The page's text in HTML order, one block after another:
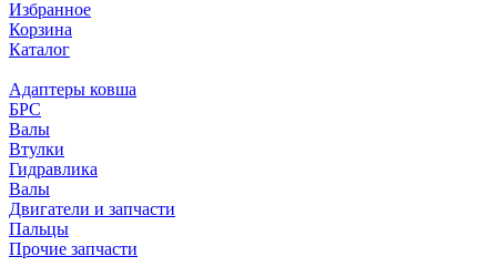
Избранное
Корзина
Каталог
Адаптеры ковша
БРС
Валы
Втулки
Гидравлика
Валы
Двигатели и запчасти
Пальцы
Прочие запчасти